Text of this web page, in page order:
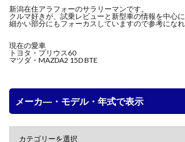
新潟在住アラフォーのサラリーマンです。
クルマ好きが、試乗レビューと新型車の情報を中心に
細かい部分にもフォーカスしていますので参考になれ
現在の愛車
トヨタ・プリウス60
マツダ・MAZDA2 15D BTE
メーカ―・モデル・年式で表示